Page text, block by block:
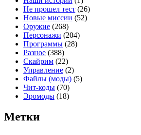
Не прошел тест (26)
Новые миссии (52)
Оружие (268)
Персонажи (204)
Программы (28)
Разное (388)
Скайрим (22)
Управление (2)
Файлы (моды) (5)
Чит-коды (70)
Эромоды (18)
Метки